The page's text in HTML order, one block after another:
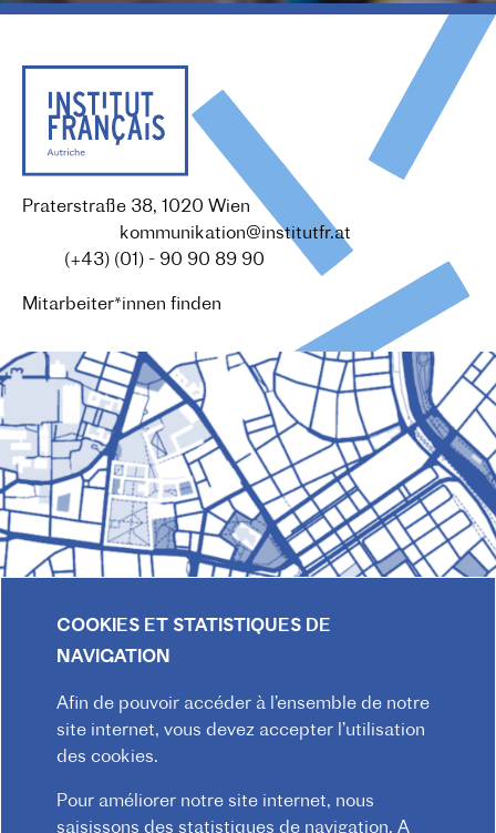
Praterstraße 38, 1020 Wien
kommunikation@institutfr.at
(+43) (01) - 90 90 89 90
Mitarbeiter*innen finden
© 2026 Institut français d'Autriche-Vienne
Mentions légales
Confidentialité
Règlement intérieur
Contact CGV
COOKIES ET STATISTIQUES DE
NAVIGATION
Afin de pouvoir accéder à l’ensemble de notre
site internet, vous devez accepter l’utilisation
des cookies.
Pour améliorer notre site internet, nous
saisissons des statistiques de navigation. A